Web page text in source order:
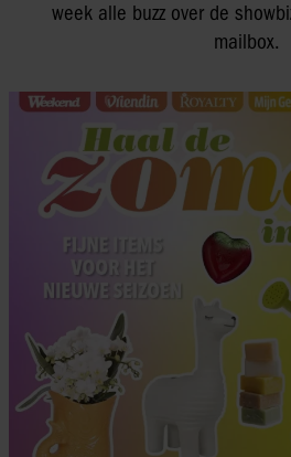
week alle buzz over de
mailbox.